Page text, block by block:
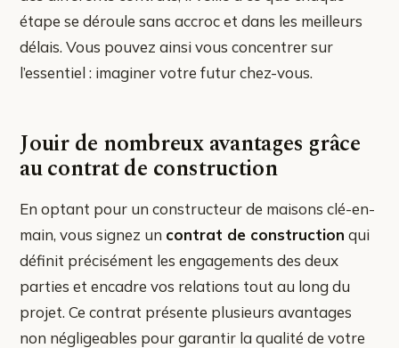
étape se déroule sans accroc et dans les meilleurs
délais. Vous pouvez ainsi vous concentrer sur
l’essentiel : imaginer votre futur chez-vous.
Jouir de nombreux avantages grâce
au contrat de construction
En optant pour un constructeur de maisons clé-en-
main, vous signez un contrat de construction qui
définit précisément les engagements des deux
parties et encadre vos relations tout au long du
projet. Ce contrat présente plusieurs avantages
non négligeables pour garantir la qualité de votre